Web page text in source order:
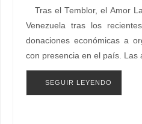
Tras el Temblor, el Amor
Venezuela tras los
donaciones económicas a
con presencia en el país. Las
SEGUIR LEYENDO